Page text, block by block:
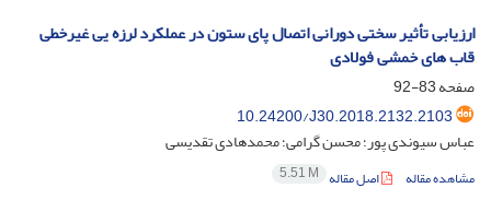
ارزیابی تأثیر سختی دورانی اتصال پای ستون در عملکرد لرزه یی غیرخطی
قاب های خمشی فولادی
صفحه83-92
10.24200/J30.2018.2132.2103
عباس سیوندی پور؛ محسن گرامی؛ محمدهادی تقدیسی
مشاهده مقاله اصل مقاله 5.51 M